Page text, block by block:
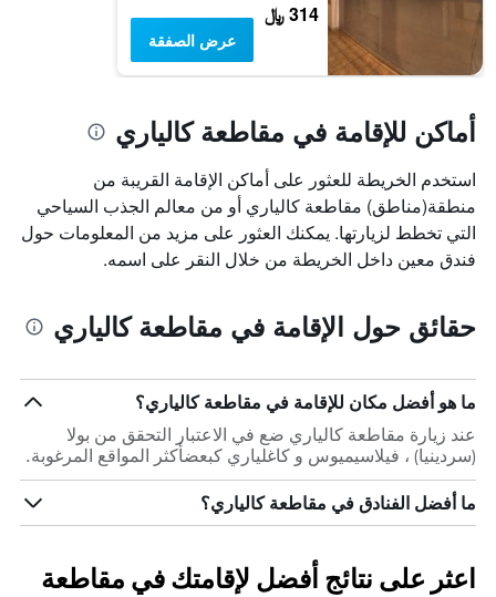
314 ﷼
عرض الصفقة
أماكن للإقامة في مقاطعة كالياري
استخدم الخريطة للعثور على أماكن الإقامة القريبة من
منطقة(مناطق) مقاطعة كالياري أو من معالم الجذب السياحي
التي تخطط لزيارتها. يمكنك العثور على مزيد من المعلومات حول
فندق معين داخل الخريطة من خلال النقر على اسمه.
حقائق حول الإقامة في مقاطعة كالياري
ما هو أفضل مكان للإقامة في مقاطعة كالياري؟
عند زيارة مقاطعة كالياري ضع في الاعتبار التحقق من بولا
(سردينيا) ، فيلاسيميوس و كاغلياري كبعضأكثر المواقع المرغوبة.
ما أفضل الفنادق في مقاطعة كالياري؟
اعثر على نتائج أفضل لإقامتك في مقاطعة